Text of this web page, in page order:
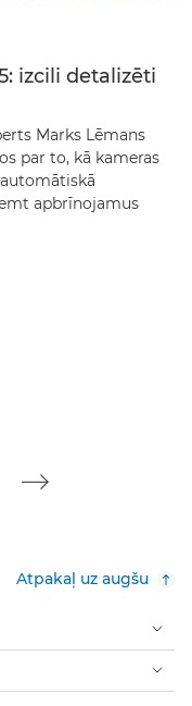
izcili detalizēti
Marks Lēmans
par to, kā kameras
automātiskā
apbrīnojamus
Atpakaļ uz augšu